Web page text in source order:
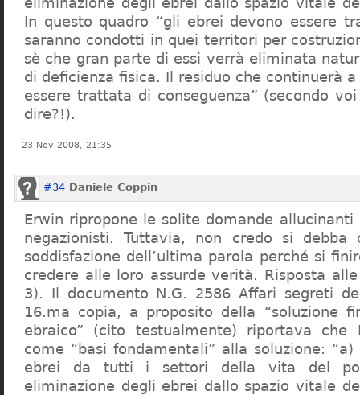
In questo quadro “gli ebrei devono essere
saranno condotti in quei territori per
sè che gran parte di essi verrà eliminata
di deficienza fisica. Il residuo che continuerà
essere trattata di conseguenza” (secondo
dire?!).
23 Nov 2008, 21:35
#34 Daniele Coppin
Erwin ripropone le solite domande
negazionisti. Tuttavia, non credo si debba
soddisfazione dell’ultima parola perché si
credere alle loro assurde verità. Risposta
3). Il documento N.G. 2586 Affari segreti
16.ma copia, a proposito della “soluzione
ebraico” (cito testualmente) riportava che
come “basi fondamentali” alla soluzione:
ebrei da tutti i settori della vita del
eliminazione degli ebrei dallo spazio vitale